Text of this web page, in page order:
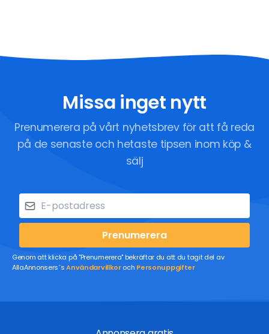
Missa inget nytt
Prenumerera på vårt nyhetsbrev för att få reda
på de senaste och hetaste tipsen inom köp &
sälj
Prenumerera
Genom att klicka på "Prenumerera" bekräftar du att du tagit del av
AllaAnnonsers´sAnvändarvillkoroch Personuppgifter